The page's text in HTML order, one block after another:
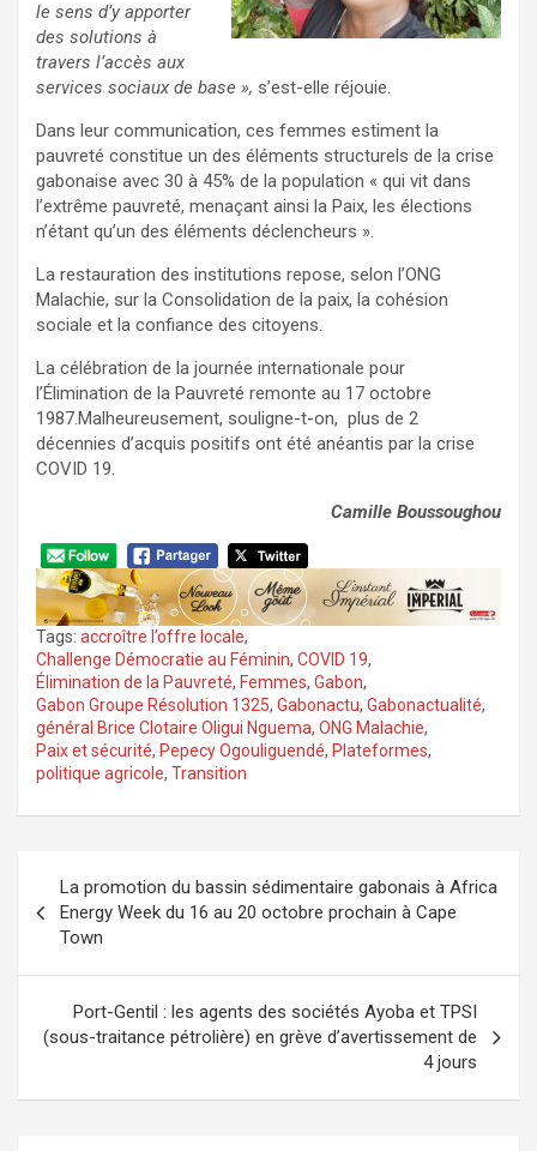
le sens d’y apporter
des solutions à
travers l’accès aux
services sociaux de base », s’est-elle réjouie.
Dans leur communication, ces femmes estiment la
pauvreté constitue un des éléments structurels de la crise
gabonaise avec 30 à 45% de la population « qui vit dans
l’extrême pauvreté, menaçant ainsi la Paix, les élections
n’étant qu’un des éléments déclencheurs ».
La restauration des institutions repose, selon l’ONG
Malachie, sur la Consolidation de la paix, la cohésion
sociale et la confiance des citoyens.
La célébration de la journée internationale pour
l’Élimination de la Pauvreté remonte au 17 octobre
1987.Malheureusement, souligne-t-on, plus de 2
décennies d’acquis positifs ont été anéantis par la crise
COVID 19.
Camille Boussoughou
Tags: accroître l’offre locale,
Challenge Démocratie au Féminin, COVID 19,
Élimination de la Pauvreté, Femmes, Gabon,
Gabon Groupe Résolution 1325, Gabonactu, Gabonactualité,
général Brice Clotaire Oligui Nguema, ONG Malachie,
Paix et sécurité, Pepecy Ogouliguendé, Plateformes,
politique agricole, Transition
de
l’article
La promotion du bassin sédimentaire gabonais à Africa
Energy Week du 16 au 20 octobre prochain à Cape
Town
Port-Gentil : les agents des sociétés Ayoba et TPSI
(sous-traitance pétrolière) en grève d’avertissement de
4 jours